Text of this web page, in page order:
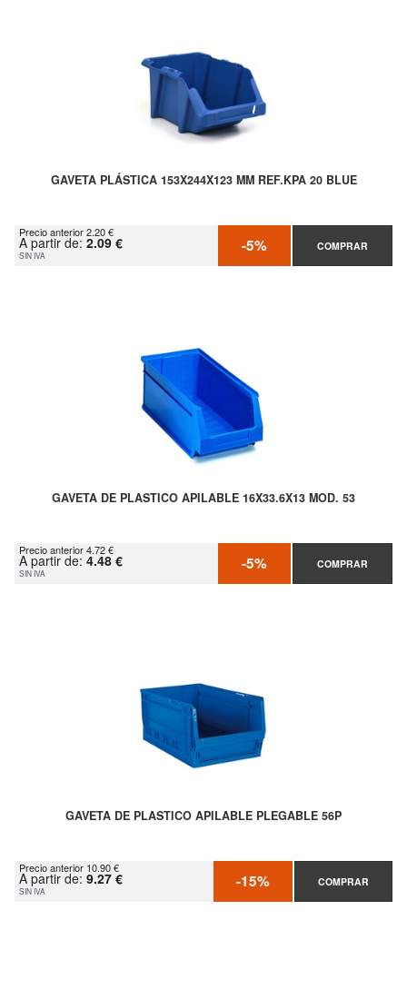
GAVETA PLÁSTICA 153X244X123 MM REF.KPA 20 BLUE
Precio anterior 2.20 €
A partir de: 2.09 €
SIN IVA -5% COMPRAR
GAVETA DE PLASTICO APILABLE 16X33.6X13 MOD. 53
Precio anterior 4.72 €
A partir de: 4.48 €
SIN IVA -5% COMPRAR
GAVETA DE PLASTICO APILABLE PLEGABLE 56P
Precio anterior 10.90 €
A partir de: 9.27 €
SIN IVA -15% COMPRAR